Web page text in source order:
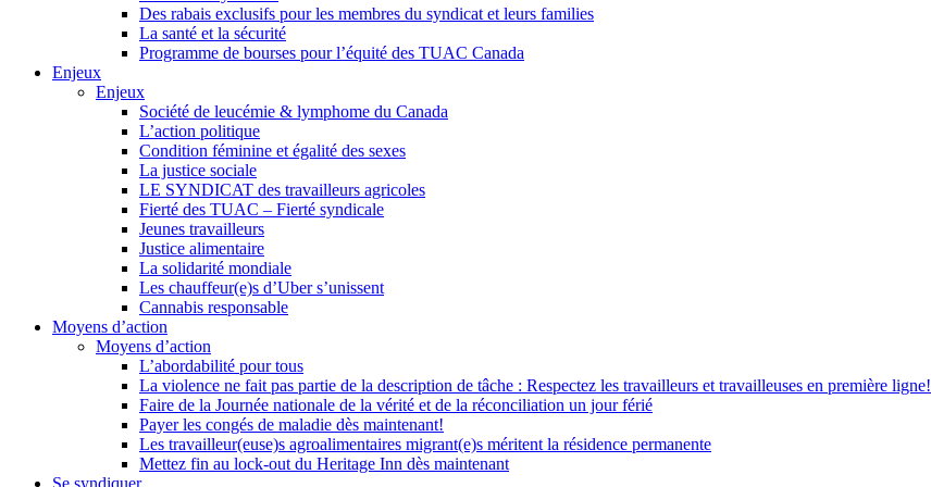
Des rabais exclusifs pour les membres du syndicat et leurs families
La santé et la sécurité
Programme de bourses pour l’équité des TUAC Canada
Enjeux
Enjeux
Société de leucémie & lymphome du Canada
L’action politique
Condition féminine et égalité des sexes
La justice sociale
LE SYNDICAT des travailleurs agricoles
Fierté des TUAC – Fierté syndicale
Jeunes travailleurs
Justice alimentaire
La solidarité mondiale
Les chauffeur(e)s d’Uber s’unissent
Cannabis responsable
Moyens d’action
Moyens d’action
L’abordabilité pour tous
La violence ne fait pas partie de la description de tâche : Respectez les travailleurs et travailleuses en première ligne!
Faire de la Journée nationale de la vérité et de la réconciliation un jour férié
Payer les congés de maladie dès maintenant!
Les travailleur(euse)s agroalimentaires migrant(e)s méritent la résidence permanente
Mettez fin au lock-out du Heritage Inn dès maintenant